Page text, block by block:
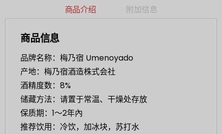
商品介绍 附加信息
商品信息
品牌名称：梅乃宿 Umenoyado
产地：梅乃宿酒造株式会社
酒精度数：8%
储藏方法：请置于常温、干燥处存放
保质期：1～2年內
推荐饮用：冷饮，加冰块，苏打水